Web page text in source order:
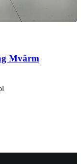
Mvärm